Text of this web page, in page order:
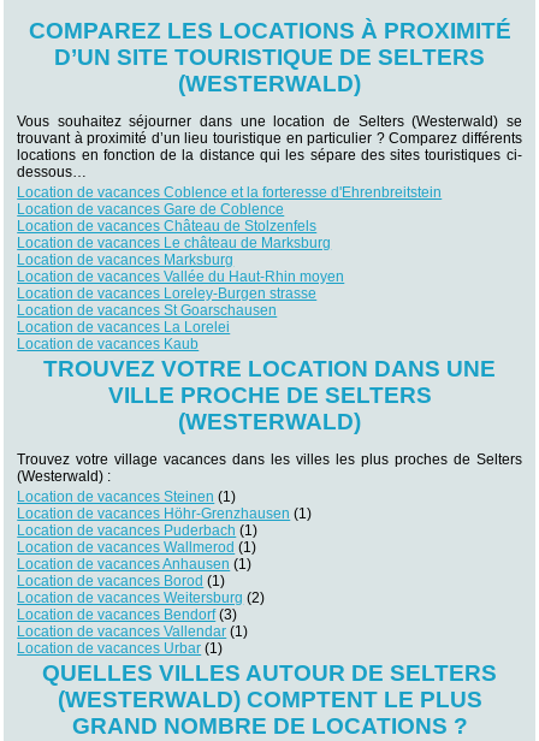
COMPAREZ LES LOCATIONS À PROXIMITÉ
D’UN SITE TOURISTIQUE DE SELTERS
(WESTERWALD)
Vous souhaitez séjourner dans une location de Selters (Westerwald) se
trouvant à proximité d’un lieu touristique en particulier ? Comparez différents
locations en fonction de la distance qui les sépare des sites touristiques ci-
dessous…
Location de vacances Coblence et la forteresse d'Ehrenbreitstein
Location de vacances Gare de Coblence
Location de vacances Château de Stolzenfels
Location de vacances Le château de Marksburg
Location de vacances Marksburg
Location de vacances Vallée du Haut-Rhin moyen
Location de vacances Loreley-Burgen strasse
Location de vacances St Goarschausen
Location de vacances La Lorelei
Location de vacances Kaub
TROUVEZ VOTRE LOCATION DANS UNE
VILLE PROCHE DE SELTERS
(WESTERWALD)
Trouvez votre village vacances dans les villes les plus proches de Selters
(Westerwald) :
Location de vacances Steinen (1)
Location de vacances Höhr-Grenzhausen (1)
Location de vacances Puderbach (1)
Location de vacances Wallmerod (1)
Location de vacances Anhausen (1)
Location de vacances Borod (1)
Location de vacances Weitersburg (2)
Location de vacances Bendorf(3)
Location de vacances Vallendar (1)
Location de vacances Urbar (1)
QUELLES VILLES AUTOUR DE SELTERS
(WESTERWALD) COMPTENT LE PLUS
GRAND NOMBRE DE LOCATIONS ?